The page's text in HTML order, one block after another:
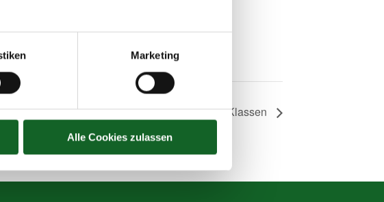
Marketing
Alle Cookies zulassen
2025/26
Wienwoche, 4. Klassen